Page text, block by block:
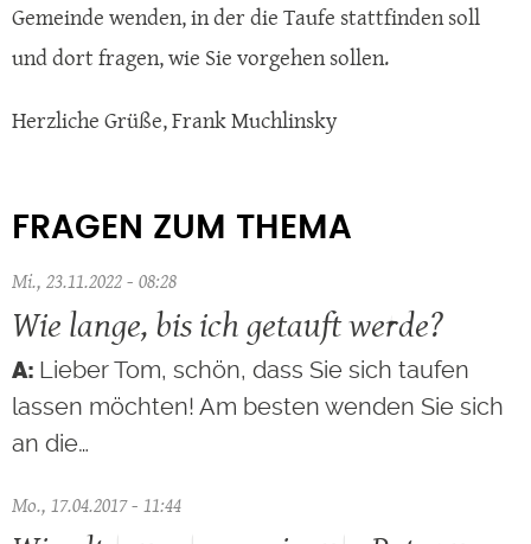
Gemeinde wenden, in der die Taufe stattfinden soll
und dort fragen, wie Sie vorgehen sollen.
Herzliche Grüße, Frank Muchlinsky
FRAGEN ZUM THEMA
Mi., 23.11.2022 - 08:28
Wie lange, bis ich getauft werde?
Lieber Tom, schön, dass Sie sich taufen
lassen möchten! Am besten wenden Sie sich
an die…
Mo., 17.04.2017 - 11:44